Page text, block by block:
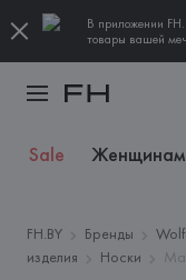
В приложении
товары вашей
Sale Женщинам
FH.BY Бренды
изделия
Носки